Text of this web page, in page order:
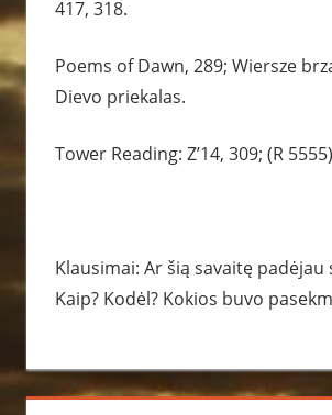
417, 318.
Poems of Dawn, 289; Wiersze
Dievo priekalas.
Tower Reading: Z’14, 309; (R
Klausimai: Ar šią savaitę padėjau
Kaip? Kodėl? Kokios buvo